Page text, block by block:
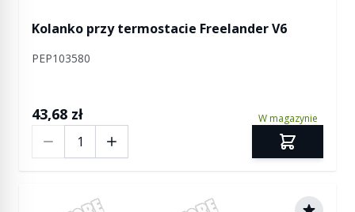
Kolanko przy termostacie Freelander V6
PEP103580
43,68 zł W magazynie